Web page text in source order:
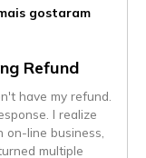
gostaram
Refund
have my refund.
I realize
line business,
multiple